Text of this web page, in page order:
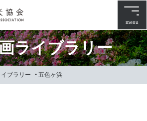
menu
ライブラリー
ブラリー •五色ヶ浜